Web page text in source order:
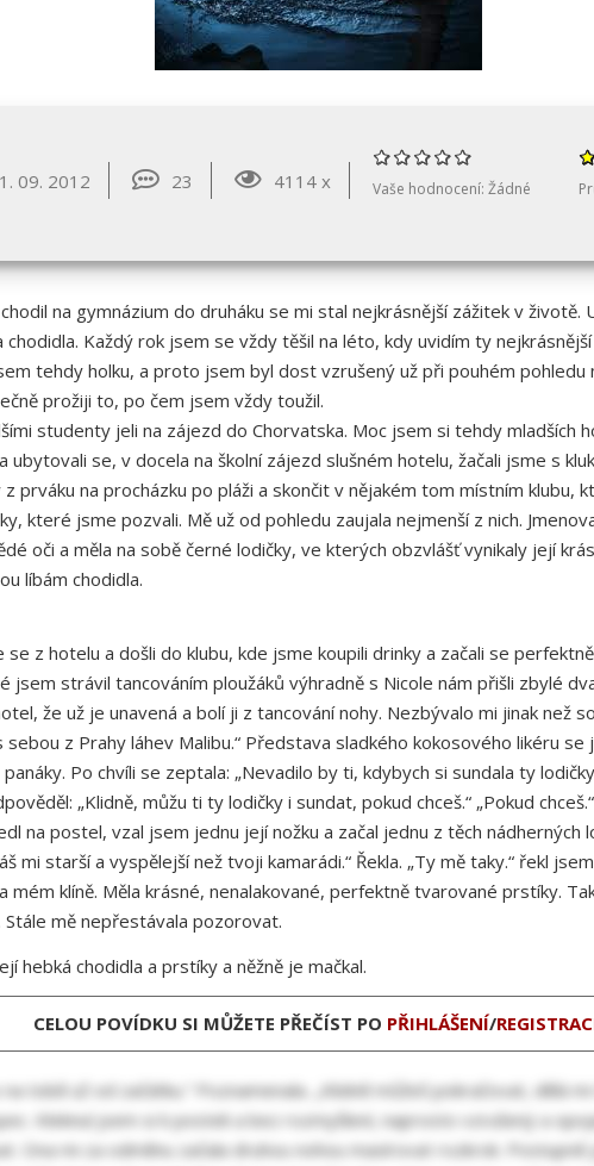
09. 2012 23 4114 x Vaše hodnocení: Žádné
na gymnázium do druháku se mi stal nejkrásnější zážitek v životě.
Každý rok jsem se vždy těšil na léto, kdy uvidím ty
tehdy holku, a proto jsem byl dost vzrušený už při pouhém pohledu
prožiji to, po čem jsem vždy toužil.
studenty jeli na zájezd do Chorvatska. Moc jsem si tehdy mladších
se, v docela na školní zájezd slušném hotelu, žačali jsme s
prváku na procházku po pláži a skončit v nějakém tom místním klubu,
které jsme pozvali. Mě už od pohledu zaujala nejmenší z nich.
oči a měla na sobě černé lodičky, ve kterých obzvlášť vynikaly její
líbám chodidla.
z hotelu a došli do klubu, kde jsme koupili drinky a začali se
jsem strávil tancováním ploužáků výhradně s Nicole nám přišli zbylé
že už je unavená a bolí ji z tancování nohy. Nezbývalo mi jinak než
z Prahy láhev Malibu.“ Představa sladkého kokosového likéru
Po chvíli se zeptala: „Nevadilo by ti, kdybych si sundala ty
„Klidně, můžu ti ty lodičky i sundat, pokud chceš.“ „Pokud
na postel, vzal jsem jednu její nožku a začal jednu z těch nádherných
mi starší a vyspělejší než tvoji kamarádi.“ Řekla. „Ty mě taky.“ řekl
mém klíně. Měla krásné, nenalakované, perfektně tvarované prstíky.
mě nepřestávala pozorovat.
hebká chodidla a prstíky a něžně je mačkal.
CELOU POVÍDKU SI MŮŽETE PŘEČÍST PO PŘIHLÁŠENÍ/
na tobě už od začátku.“ Poznamenala. „Klidně můžeš pokračovat, dělá
Kleknul jsem si k posteli a bez rozmyšlení, naprosto vzrušený a
Ona mi za odměnu začala druhou nohou masírovat rozkrok.